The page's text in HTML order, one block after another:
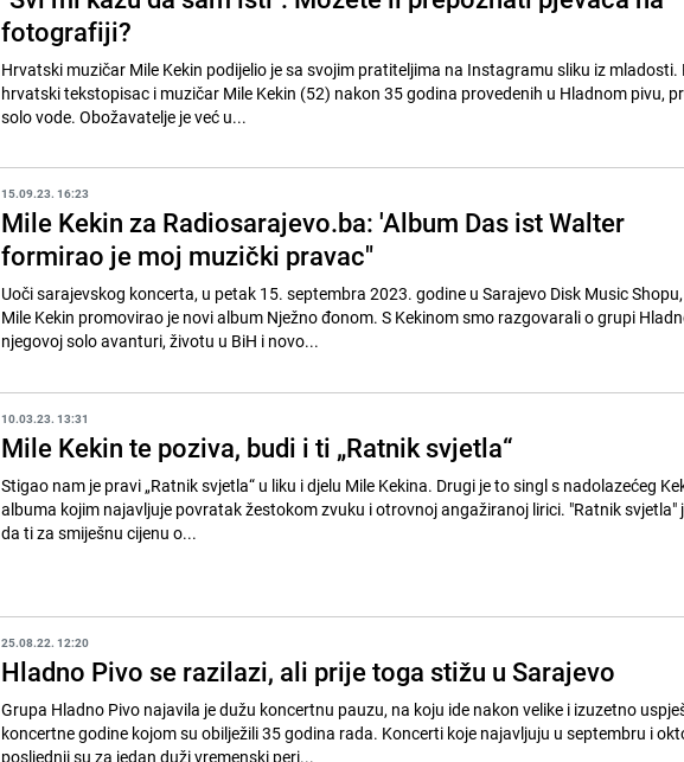
fotografiji?
Hrvatski muzičar Mile Kekin podijelio je sa svojim pratiteljima na Instagramu sliku iz mladosti.
hrvatski tekstopisac i muzičar Mile Kekin (52) nakon 35 godina provedenih u Hladnom pivu,
solo vode. Obožavatelje je već u...
15.09.23. 16:23
Mile Kekin za Radiosarajevo.ba: 'Album Das ist Walter
formirao je moj muzički pravac"
Uoči sarajevskog koncerta, u petak 15. septembra 2023. godine u Sarajevo Disk Music
Mile Kekin promovirao je novi album Nježno đonom. S Kekinom smo razgovarali o grupi
njegovoj solo avanturi, životu u BiH i novo...
10.03.23. 13:31
Mile Kekin te poziva, budi i ti „Ratnik svjetla“
Stigao nam je pravi „Ratnik svjetla“ u liku i djelu Mile Kekina. Drugi je to singl s nadolazećeg
albuma kojim najavljuje povratak žestokom zvuku i otrovnoj angažiranoj lirici. "Ratnik svjetla"
da ti za smiješnu cijenu o...
25.08.22. 12:20
Hladno Pivo se razilazi, ali prije toga stižu u Sarajevo
Grupa Hladno Pivo najavila je dužu koncertnu pauzu, na koju ide nakon velike i izuzetno
koncertne godine kojom su obilježili 35 godina rada. Koncerti koje najavljuju u septembru i
posljednji su za jedan duži vremenski peri...